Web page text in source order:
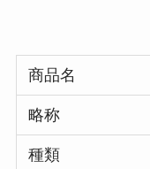
商品名
略称
種類